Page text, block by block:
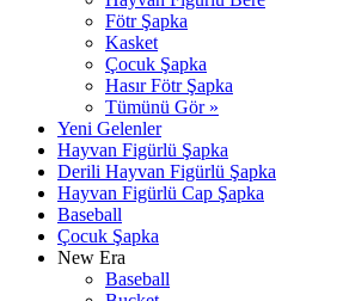
Fötr Şapka
Kasket
Çocuk Şapka
Hasır Fötr Şapka
Tümünü Gör »
Yeni Gelenler
Hayvan Figürlü Şapka
Derili Hayvan Figürlü Şapka
Hayvan Figürlü Cap Şapka
Baseball
Çocuk Şapka
New Era
Baseball